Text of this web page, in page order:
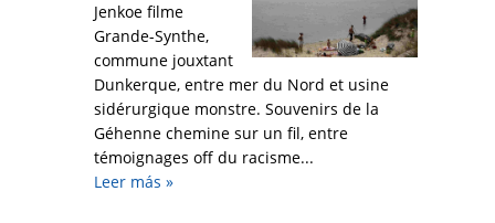
Jenkoe filme
Grande-Synthe,
commune jouxtant
Dunkerque, entre mer du Nord et usine
sidérurgique monstre. Souvenirs de la
Géhenne chemine sur un fil, entre
témoignages off du racisme...
Leer más »